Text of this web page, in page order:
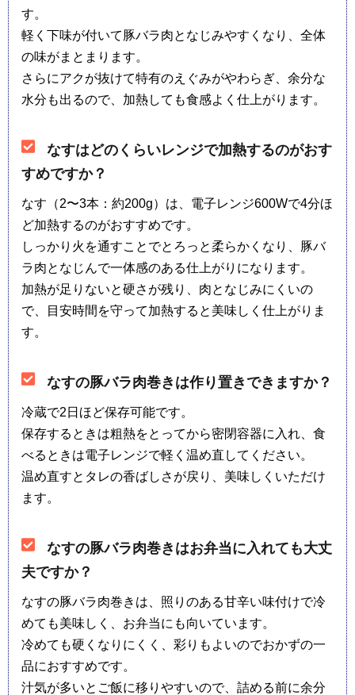
す。
軽く下味が付いて豚バラ肉となじみやすくなり、全体
の味がまとまります。
さらにアクが抜けて特有のえぐみがやわらぎ、余分な
水分も出るので、加熱しても食感よく仕上がります。
なすはどのくらいレンジで加熱するのがおす
すめですか？
なす（2〜3本：約200g）は、電子レンジ600Wで4分ほ
ど加熱するのがおすすめです。
しっかり火を通すことでとろっと柔らかくなり、豚バ
ラ肉となじんで一体感のある仕上がりになります。
加熱が足りないと硬さが残り、肉となじみにくいの
で、目安時間を守って加熱すると美味しく仕上がりま
す。
なすの豚バラ肉巻きは作り置きできますか？
冷蔵で2日ほど保存可能です。
保存するときは粗熱をとってから密閉容器に入れ、食
べるときは電子レンジで軽く温め直してください。
温め直すとタレの香ばしさが戻り、美味しくいただけ
ます。
なすの豚バラ肉巻きはお弁当に入れても大丈
夫ですか？
なすの豚バラ肉巻きは、照りのある甘辛い味付けで冷
めても美味しく、お弁当にも向いています。
冷めても硬くなりにくく、彩りもよいのでおかずの一
品におすすめです。
汁気が多いとご飯に移りやすいので、詰める前に余分